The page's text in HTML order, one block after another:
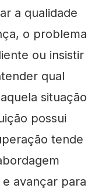
a qualidade
o problema
ou insistir
qual
situação
possui
tende
avançar para